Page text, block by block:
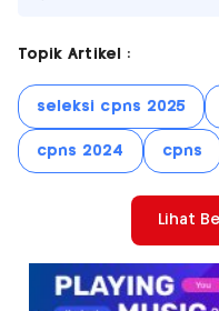
Topik Artikel :
seleksi cpns 2025
cpns 2024 cpns
Lihat